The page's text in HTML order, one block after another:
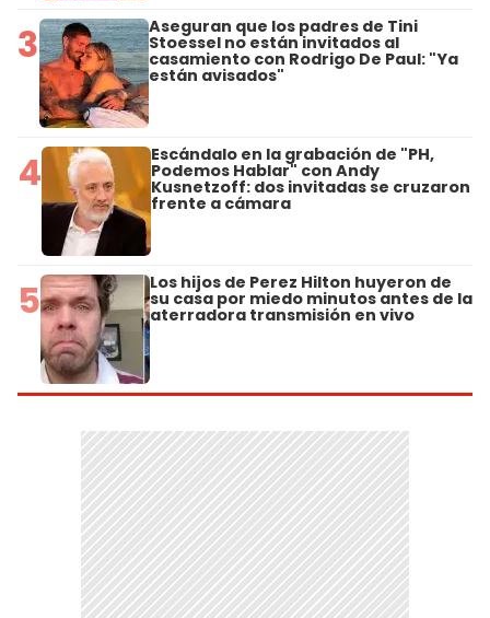
3 Aseguran que los padres de Tini
Stoessel no están invitados al
casamiento con Rodrigo De Paul: "Ya
están avisados"
4 Escándalo en la grabación de "PH,
Podemos Hablar" con Andy
Kusnetzoff: dos invitadas se cruzaron
frente a cámara
5 Los hijos de Perez Hilton huyeron de
su casa por miedo minutos antes de la
aterradora transmisión en vivo